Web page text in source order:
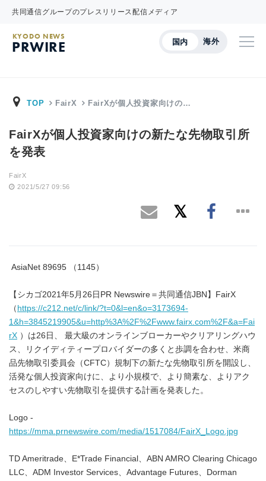
共同通信グループのプレスリリース配信メディア
国内 海外
KYODO NEWS
PRWIRE
TOP FairX FairXが個人投資家向けの…
FairXが個人投資家向けの新たな先物取引所
を発表
FairX
2021/5/27 09:56
AsiaNet 89695 （1145）
【シカゴ2021年5月26日PR Newswire＝共同通信JBN】FairX
（ https://c212.net/c/link/?t=0&l=en&o=3173694-
1&h=3845219905&u=http%3A%2F%2Fwww.fairx.com%2F&a=Fai
rX ）は26日、 最大級のオンラインブローカーやクリアリングハウ
ス、リクイディティープロバイダーの多くと歩調を合わせ、米商
品先物取引委員会（CFTC）規制下の新たな先物取引所を開設し、
活発な個人投資家向けに、より小規模で、より簡素な、よりアク
セスのしやすい先物取引を提供する計画を発表した。
Logo -
https://mma.prnewswire.com/media/1517084/FairX_Logo.jpg
TD Ameritrade、E*Trade Financial、ABN AMRO Clearing Chicago
LLC、ADM Investor Services、Advantage Futures、Dorman